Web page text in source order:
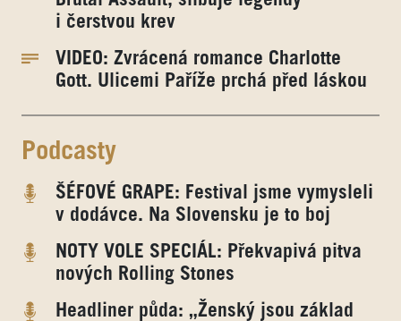
i čerstvou krev
VIDEO: Zvrácená romance Charlotte
Gott. Ulicemi Paříže prchá před láskou
Podcasty
ŠÉFOVÉ GRAPE: Festival jsme vymysleli
v dodávce. Na Slovensku je to boj
NOTY VOLE SPECIÁL: Překvapivá pitva
nových Rolling Stones
Headliner půda: „Ženský jsou základ